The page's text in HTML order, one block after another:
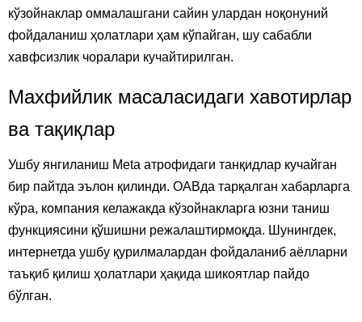
кўзойнаклар оммалашгани сайин улардан ноқонуний
фойдаланиш ҳолатлари ҳам кўпайган, шу сабабли
хавфсизлик чоралари кучайтирилган.
Махфийлик масаласидаги хавотирлар
ва тақиқлар
Ушбу янгиланиш Meta атрофидаги танқидлар кучайган
бир пайтда эълон қилинди. ОАВда тарқалган хабарларга
кўра, компания келажакда кўзойнакларга юзни таниш
функциясини қўшишни режалаштирмоқда. Шунингдек,
интернетда ушбу қурилмалардан фойдаланиб аёлларни
таъқиб қилиш ҳолатлари ҳақида шикоятлар пайдо
бўлган.